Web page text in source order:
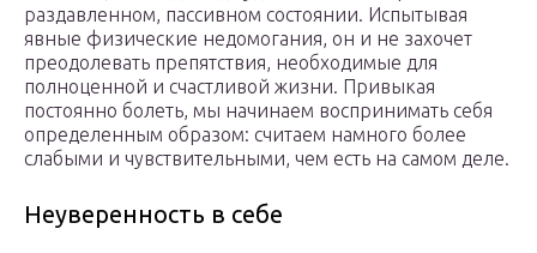
раздавленном, пассивном состоянии. Испытывая
явные физические недомогания, он и не захочет
преодолевать препятствия, необходимые для
полноценной и счастливой жизни. Привыкая
постоянно болеть, мы начинаем воспринимать себя
определенным образом: считаем намного более
слабыми и чувствительными, чем есть на самом деле.
Неуверенность в себе